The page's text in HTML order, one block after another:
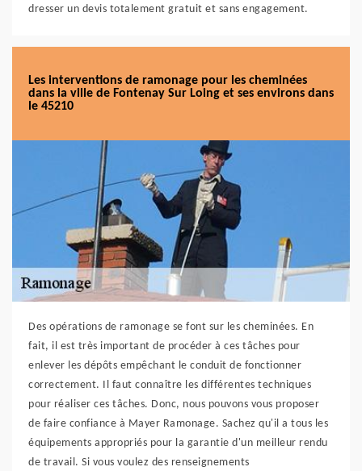
dresser un devis totalement gratuit et sans engagement.
Les interventions de ramonage pour les cheminées
dans la ville de Fontenay Sur Loing et ses environs dans
le 45210
Des opérations de ramonage se font sur les cheminées. En
fait, il est très important de procéder à ces tâches pour
enlever les dépôts empêchant le conduit de fonctionner
correctement. Il faut connaître les différentes techniques
pour réaliser ces tâches. Donc, nous pouvons vous proposer
de faire confiance à Mayer Ramonage. Sachez qu'il a tous les
équipements appropriés pour la garantie d'un meilleur rendu
de travail. Si vous voulez des renseignements